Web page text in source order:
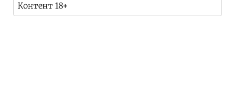
Контент 18+